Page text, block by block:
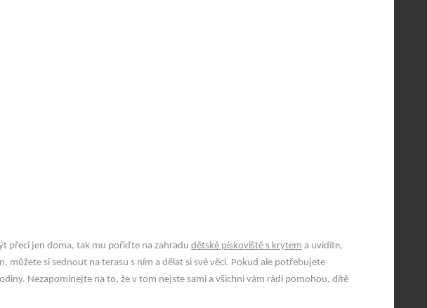
přeci jen doma, tak mu pořiďte na zahradu dětské pískoviště s krytem a uvidíte,
si sednout na terasu s ním a dělat si své věci. Pokud ale potřebujete
Nezapomínejte na to, že v tom nejste sami a všichni vám rádi pomohou, dítě